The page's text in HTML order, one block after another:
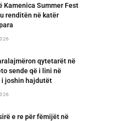
Kamenica Summer Fest
renditën në katër
qytetarët në
sende që i lini në
i joshin hajdutët
e re për fëmijët në